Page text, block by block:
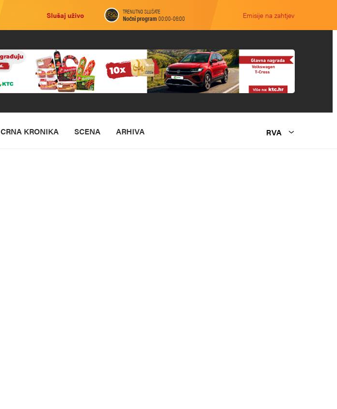
Slušaj uživo TRENUTNO SLUŠATE
Noćni program00:00-06:00 Emisije na zahtjev
CRNA KRONIKA SCENA ARHIVA RVA